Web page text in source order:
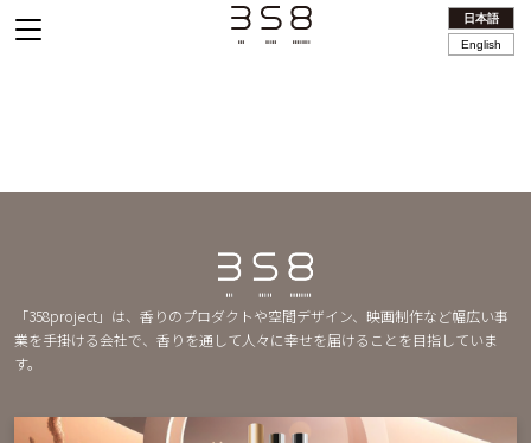
日本語
English
「358project」は、香りのプロダクトや空間デザイン、映画制作など幅広い事
業を手掛ける会社で、香りを通して人々に幸せを届けることを目指していま
す。